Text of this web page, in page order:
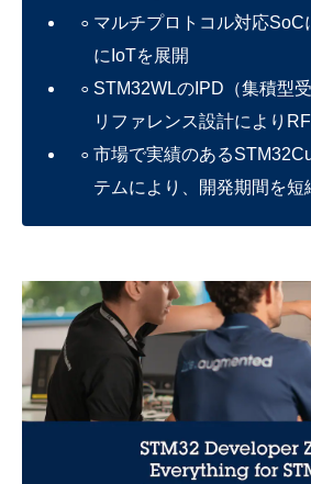
マルチプロトコル対応SoC
にIoTを展開
STM32WLのIPD（集積型
リファレンス設計により
市場で実績のある
テムにより、開発期間を短